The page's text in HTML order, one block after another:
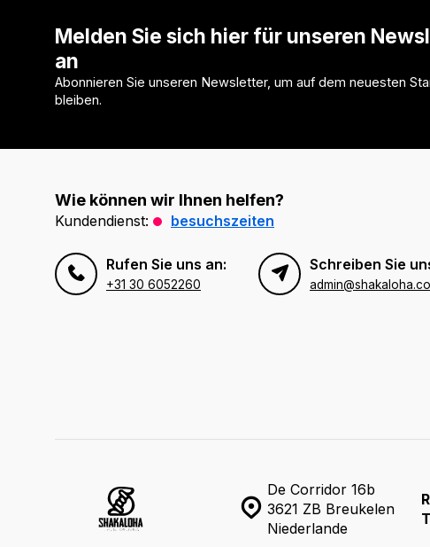
Melden Sie sich hier für unseren
an
Abonnieren Sie unseren Newsletter, um auf dem neuesten
bleiben.
Wie können wir Ihnen helfen?
Kundendienst: besuchszeiten
Rufen Sie uns an:
+31 30 6052260
Schreiben Sie
De Corridor 16b
3621 ZB Breukelen
Niederlande